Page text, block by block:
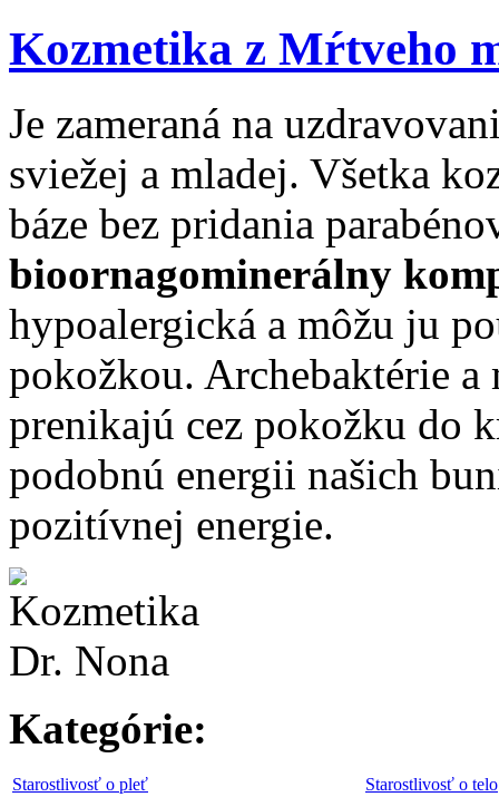
Kozmetika z Mŕtveho
Je zameraná na
sviežej a mladej. Všetka
báze bez pridania
bioornagominerálny
hypoalergická a môžu ju
pokožkou. Archebaktérie
prenikajú cez pokožku do
podobnú energii našich
pozitívnej energie.
Kategórie:
Starostlivosť o pleť Starostlivosť o telo